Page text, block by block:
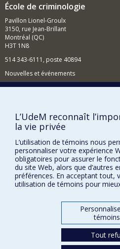
École de criminologie
Pavillon Lionel-Groulx
3150, rue Jean-Brillant
Montréal (QC)
H3T 1N8
514 343-6111, poste 40894
Nouvelles et événements
Plan du site
Accessibilité
FACULTÉ DES ARTS ET DES SCIENCES
Nos départements et écoles
Nos centres d'études
L’UdeM reconnaît
la vie privée
L’utilisation de témoins nous
personnaliser votre expérience
obligatoires pour assurer le
du site Web, alors que d’autres
préférences. En acceptant tout,
utilisation de témoins pour
témoins
Tout